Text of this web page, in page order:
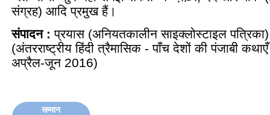
संग्रह) आदि प्रमुख हैं।
संपादन : प्रयास (अनियतकालीन साइक्लोस्टाइल
(अंतरराष्ट्रीय हिंदी त्रैमासिक - पाँच देशों की पंजाबी
अप्रैल-जून 2016)
सम्मान